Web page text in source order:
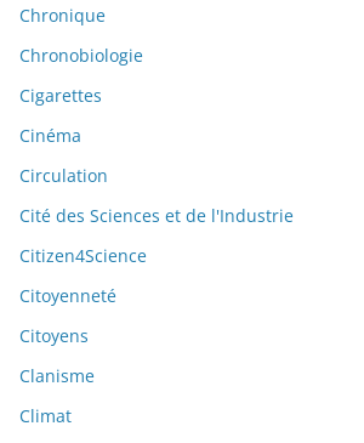
Chronique
Chronobiologie
Cigarettes
Cinéma
Circulation
Cité des Sciences et de l'Industrie
Citizen4Science
Citoyenneté
Citoyens
Clanisme
Climat